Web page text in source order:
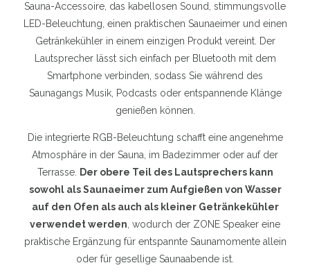
Sauna-Accessoire, das kabellosen Sound, stimmungsvolle
LED-Beleuchtung, einen praktischen Saunaeimer und einen
Getränkekühler in einem einzigen Produkt vereint. Der
Lautsprecher lässt sich einfach per Bluetooth mit dem
Smartphone verbinden, sodass Sie während des
Saunagangs Musik, Podcasts oder entspannende Klänge
genießen können.
Die integrierte RGB-Beleuchtung schafft eine angenehme
Atmosphäre in der Sauna, im Badezimmer oder auf der
Terrasse.
Der obere Teil des Lautsprechers kann
sowohl als Saunaeimer zum Aufgießen von Wasser
auf den Ofen als auch als kleiner Getränkekühler
verwendet werden , wodurch der ZONE Speaker eine
praktische Ergänzung für entspannte Saunamomente allein
oder für gesellige Saunaabende ist.